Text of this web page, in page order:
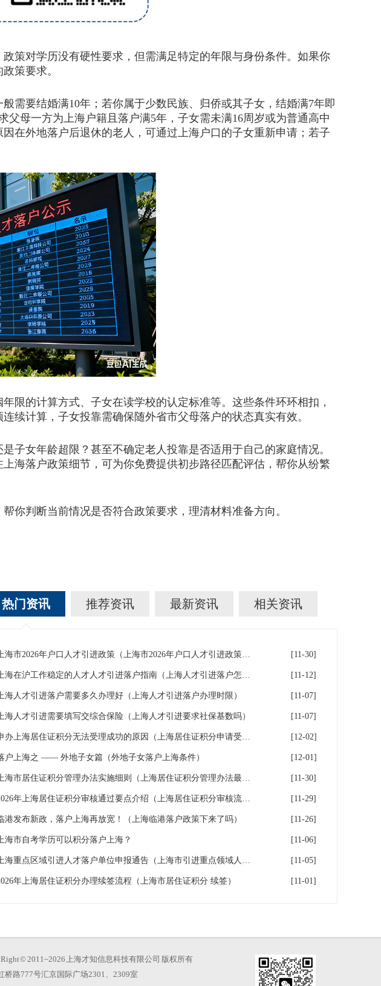
对学历没有硬性要求，但需满足特定的年限与身份条件。如果你
策要求。
要结婚满10年；若你属于少数民族、归侨或其子女，结婚满7年即
母一方为上海户籍且落户满5年，子女需未满16周岁或为普通高中
在外地落户后退休的老人，可通过上海户口的子女重新申请；若子
的计算方式、子女在读学校的认定标准等。这些条件环环相扣，
续计算，子女投靠需确保随外省市父母落户的状态真实有效。
女年龄超限？甚至不确定老人投靠是否适用于自己的家庭情况。
海落户政策细节，可为你免费提供初步路径匹配评估，帮你从纷繁
判断当前情况是否符合政策要求，理清材料准备方向。
热门资讯 推荐资讯 最新资讯 相关资讯
上海市2026年户口人才引进政策（上海市2026年户口人才引进政策文件） [11-30]
上海在沪工作稳定的人才人才引进落户指南（上海人才引进落户怎么办理） [11-12]
海人才引进落户需要多久办理好（上海人才引进落户办理时限） [11-07]
海人才引进需要填写交综合保险（上海人才引进要求社保基数吗） [11-07]
申办上海居住证积分无法受理成功的原因（上海居住证积分申请受理通过,等待审批） [12-02]
户上海之 —— 外地子女篇（外地子女落户上海条件） [12-01]
上海市居住证积分管理办法实施细则（上海居住证积分管理办法最全解读） [11-30]
2026年上海居住证积分审核通过要点介绍（上海居住证积分审核流程） [11-29]
港发布新政，落户上海再放宽！（上海临港落户政策下来了吗） [11-26]
海市自考学历可以积分落户上海？ [11-06]
上海重点区域引进人才落户单位申报通告（上海市引进重点领域人才加分可以累加） [11-05]
年上海居住证积分办理续签流程（上海市居住证积分 续签） [11-01]
© 2011~2026 上海才知信息科技有限公司 版权所有
桥路777号汇京国际广场2301、2309室